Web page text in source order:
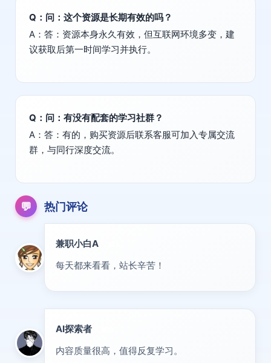
Q：问：这个资源是长期有效的吗？
A：答：资源本身永久有效，但互联网环境多变，建
议获取后第一时间学习并执行。
Q：问：有没有配套的学习社群？
A：答：有的，购买资源后联系客服可加入专属交流
群，与同行深度交流。
💬 热门评论
兼职小白A
每天都来看看，站长辛苦！
AI探索者
内容质量很高，值得反复学习。